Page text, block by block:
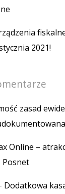
2021!
zasad
Online –
Posnet
- Dodatkowa